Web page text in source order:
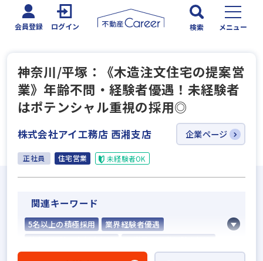
会員登録 ログイン 検索 メニュー
神奈川/平塚：《木造注文住宅の提案営
業》年齢不問・経験者優遇！未経験者
はポテンシャル重視の採用◎
株式会社アイ工務店 西湘支店 企業ページ
正社員 住宅営業 未経験者OK
関連キーワード
5名以上の積極採用
業界経験者優遇